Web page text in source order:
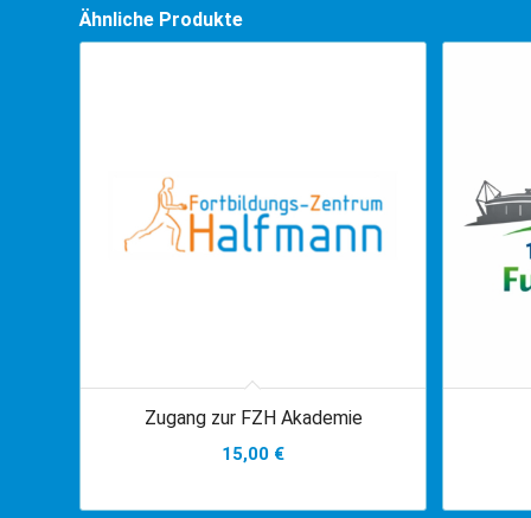
Ähnliche Produkte
Zugang zur FZH Akademie
15,00 €